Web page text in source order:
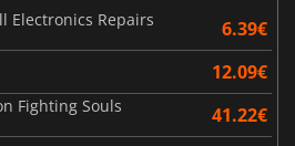
Electronics Repairs
6.39€
12.09€
Fighting Souls 41.22€